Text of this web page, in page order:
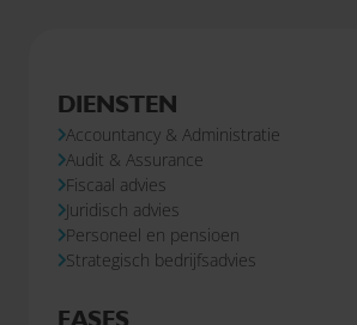
DIENSTEN
Accountancy & Administratie
Audit & Assurance
Fiscaal advies
Juridisch advies
Personeel en pensioen
Strategisch bedrijfsadvies
FASES